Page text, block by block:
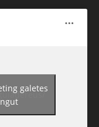
galetes